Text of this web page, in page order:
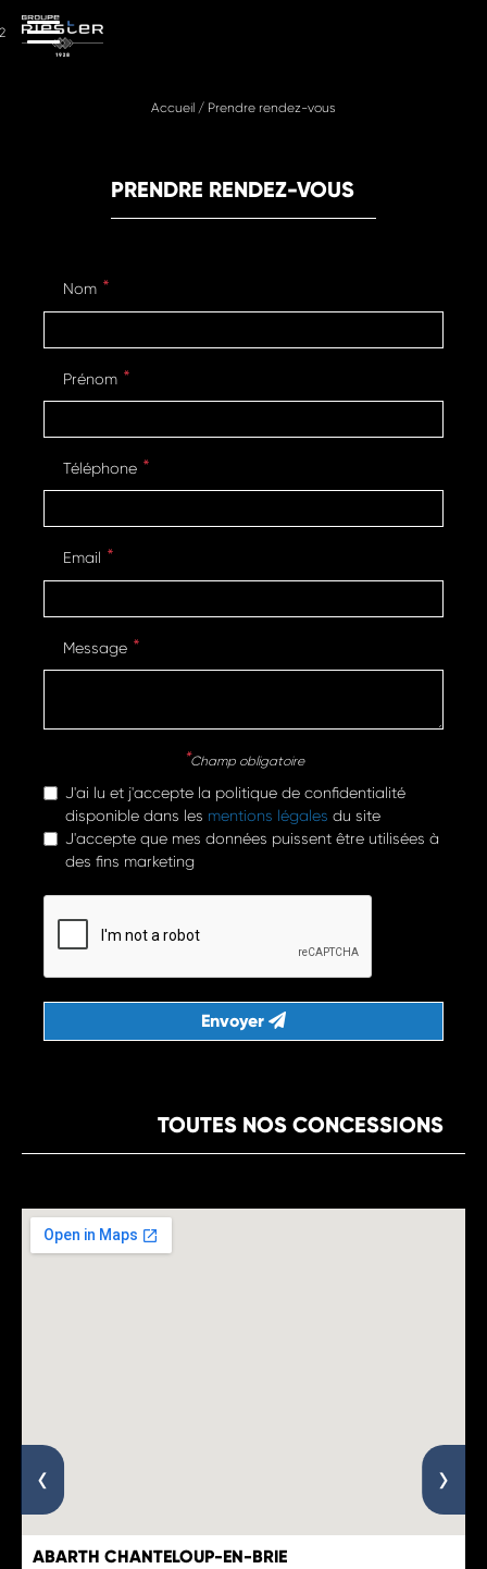
Accueil / Prendre rendez-vous
PRENDRE RENDEZ-VOUS
Nom
Prénom
Téléphone
Email
Message
Champ obligatoire
J'ai lu et j'accepte la politique de confidentialité
disponible dans les mentions légales du site
J'accepte que mes données puissent être utilisées à
des fins marketing
Envoyer
TOUTES NOS CONCESSIONS
ABARTH CHANTELOUP-EN-BRIE
‹ ›